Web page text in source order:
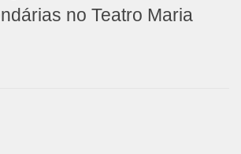
no Teatro Maria